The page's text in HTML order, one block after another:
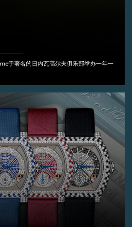
于著名的日内瓦高尔夫俱乐部举办一年一